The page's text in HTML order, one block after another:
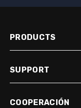
PRODUCTS
SUPPORT
COOPERACIÓN